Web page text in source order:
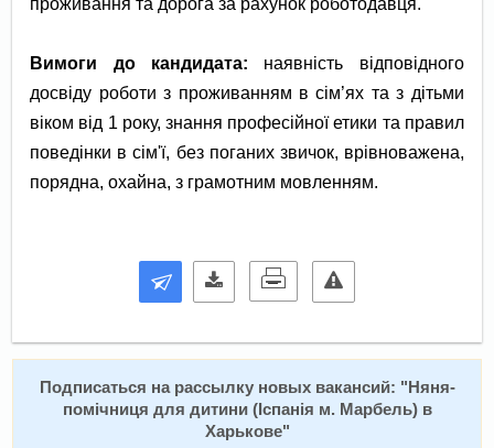
Вимоги до кандидата: наявність відповідного
досвіду роботи з проживанням в сім’ях та з дітьми
віком від 1 року, знання професійної етики та правил
поведінки в сім'ї, без поганих звичок, врівноважена,
порядна, охайна, з грамотним мовленням.
Подписаться на расcылку новых вакансий: " Няня-
помічниця для дитини (Іспанія м. Марбель) в
Харькове"